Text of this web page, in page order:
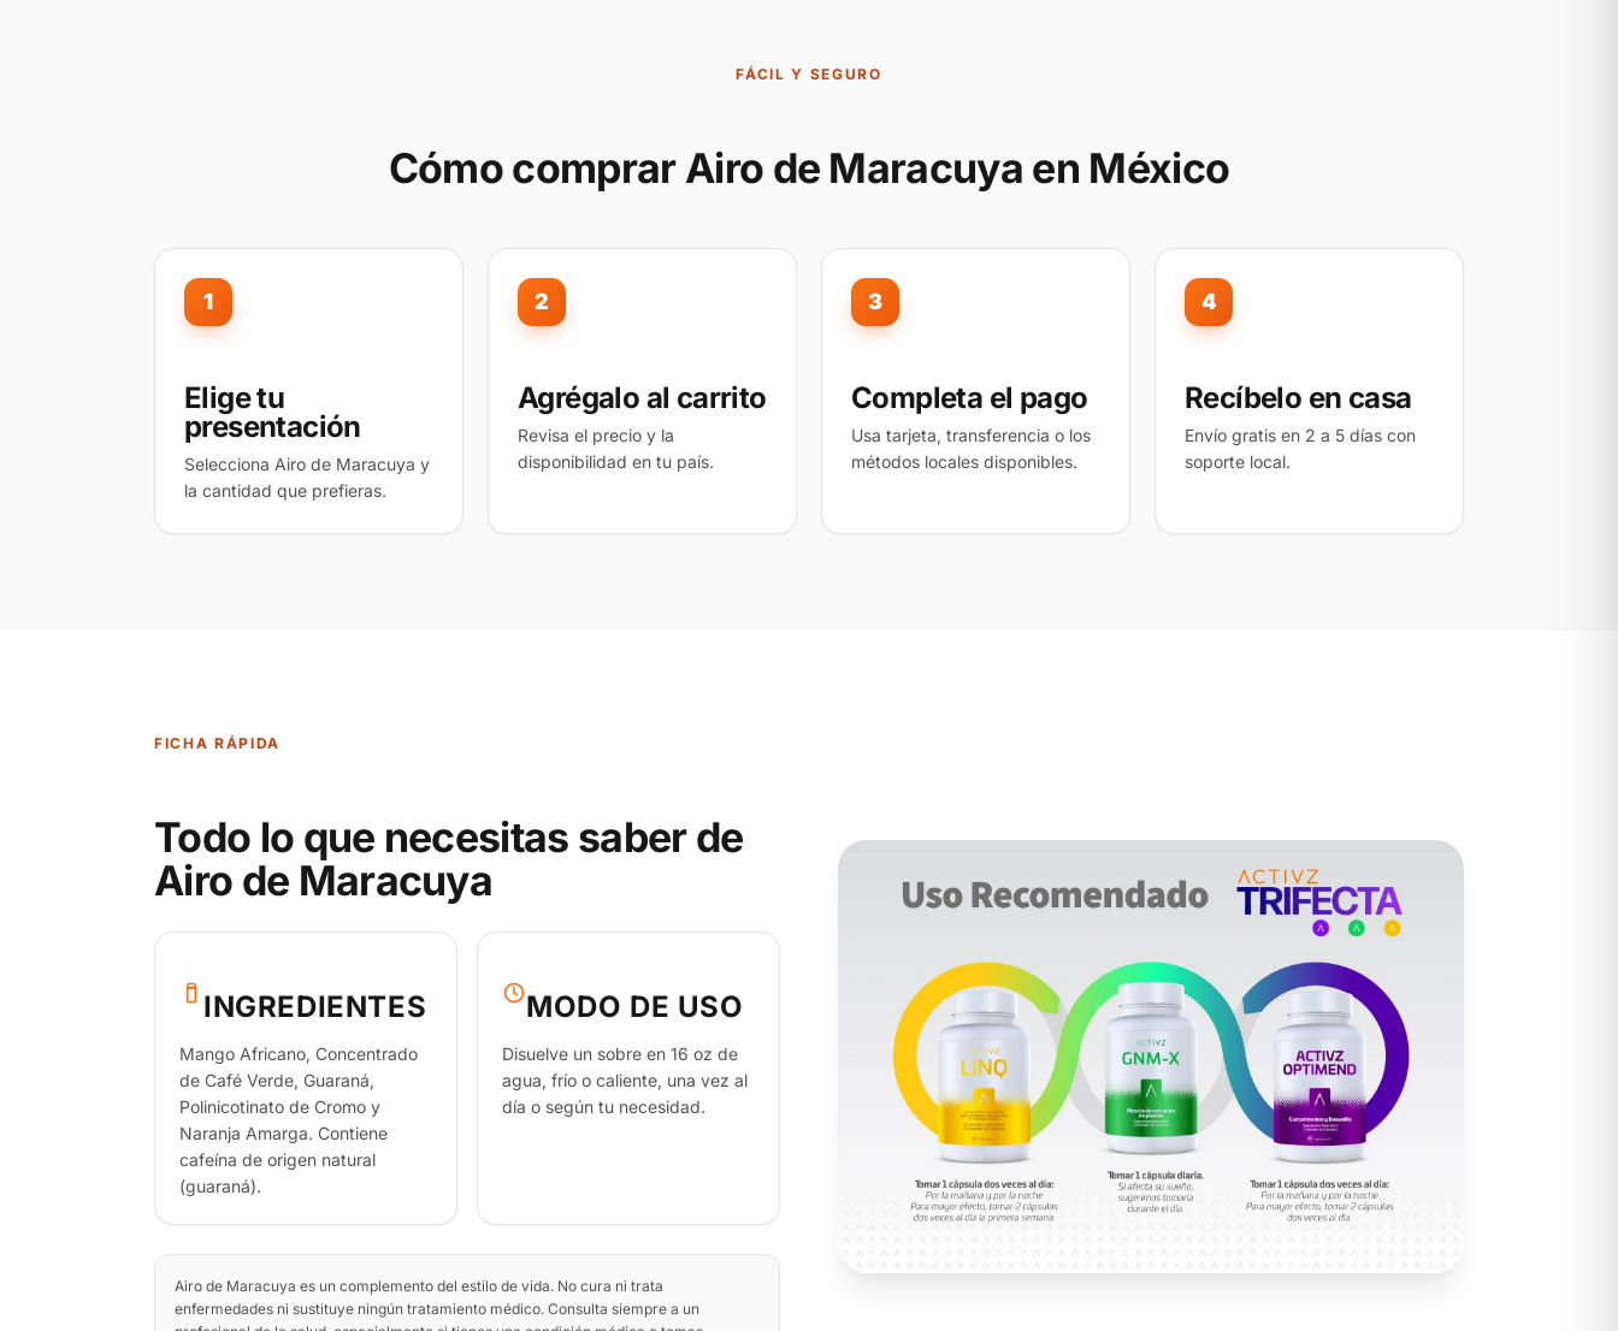
FÁCIL Y SEGURO
Cómo comprar Airo de Maracuya en México
1
Elige tu
presentación
Selecciona Airo de Maracuya y
la cantidad que prefieras.
2
Agrégalo al carrito
Revisa el precio y la
disponibilidad en tu país.
3
Completa el pago
Usa tarjeta, transferencia o los
métodos locales disponibles.
4
Recíbelo en casa
Envío gratis en 2 a 5 días con
soporte local.
FICHA RÁPIDA
Todo lo que necesitas saber de
Airo de Maracuya
INGREDIENTES
Mango Africano, Concentrado
de Café Verde, Guaraná,
Polinicotinato de Cromo y
Naranja Amarga. Contiene
cafeína de origen natural
(guaraná).
MODO DE USO
Disuelve un sobre en 16 oz de
agua, frío o caliente, una vez al
día o según tu necesidad.
Airo de Maracuya es un complemento del estilo de vida. No cura ni trata
enfermedades ni sustituye ningún tratamiento médico. Consulta siempre a un